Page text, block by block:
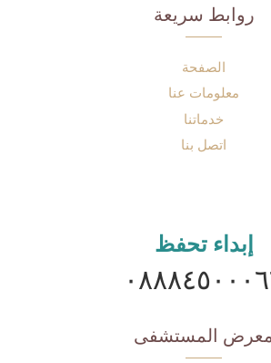
روابط سريعة
الصفحة
معلومات عنا
خدماتنا
اتصل بنا
إبداء تحفظ
معرض المستشفى